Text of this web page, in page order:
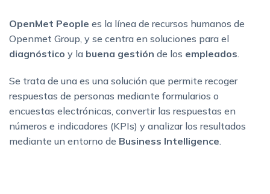
OpenMet People es la línea de recursos humanos de
Openmet Group, y se centra en soluciones para el
diagnóstico y la buena gestión de los empleados.
Se trata de una es una solución que permite recoger
respuestas de personas mediante formularios o
encuestas electrónicas, convertir las respuestas en
números e indicadores (KPIs) y analizar los resultados
mediante un entorno de Business Intelligence.